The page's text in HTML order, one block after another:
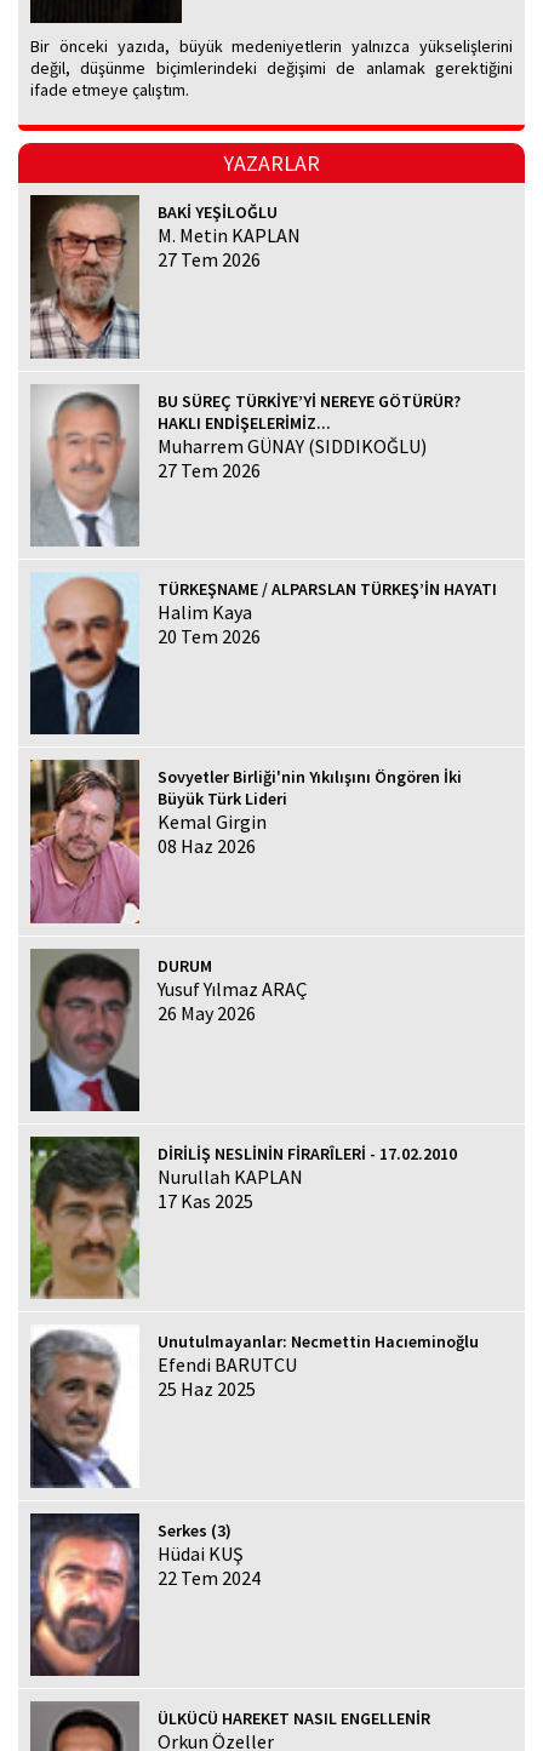
Bir önceki yazıda, büyük medeniyetlerin yalnızca yükselişlerini
değil, düşünme biçimlerindeki değişimi de anlamak gerektiğini
ifade etmeye çalıştım.
YAZARLAR
BAKİ YEŞİLOĞLU
M. Metin KAPLAN
27 Tem 2026
BU SÜREÇ TÜRKİYE’Yİ NEREYE GÖTÜRÜR?
HAKLI ENDİŞELERİMİZ...
Muharrem GÜNAY (SIDDIKOĞLU)
27 Tem 2026
TÜRKEŞNAME / ALPARSLAN TÜRKEŞ’İN HAYATI
Halim Kaya
20 Tem 2026
Sovyetler Birliği'nin Yıkılışını Öngören İki
Büyük Türk Lideri
Kemal Girgin
08 Haz 2026
DURUM
Yusuf Yılmaz ARAÇ
26 May 2026
DİRİLİŞ NESLİNİN FİRARÎLERİ - 17.02.2010
Nurullah KAPLAN
17 Kas 2025
Unutulmayanlar: Necmettin Hacıeminoğlu
Efendi BARUTCU
25 Haz 2025
Serkes (3)
Hüdai KUŞ
22 Tem 2024
ÜLKÜCÜ HAREKET NASIL ENGELLENİR
Orkun Özeller